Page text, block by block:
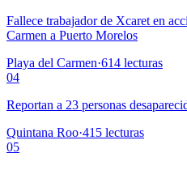
Fallece trabajador de Xcaret en
Carmen a Puerto Morelos
Playa del Carmen·614 lecturas
04
Reportan a 23 personas
Quintana Roo·415 lecturas
05